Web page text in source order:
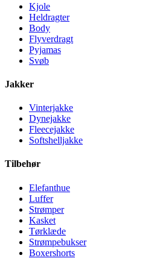
Kjole
Heldragter
Body
Flyverdragt
Pyjamas
Svøb
Jakker
Vinterjakke
Dynejakke
Fleecejakke
Softshelljakke
Tilbehør
Elefanthue
Luffer
Strømper
Kasket
Tørklæde
Strømpebukser
Boxershorts